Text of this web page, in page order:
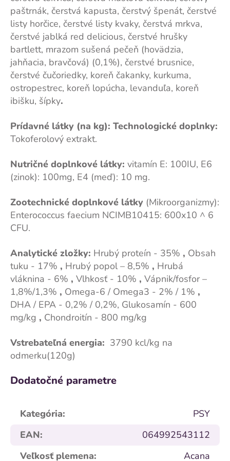
paštrnák, čerstvá kapusta, čerstvý špenát, čerstvé
listy horčice, čerstvé listy kvaky, čerstvá mrkva,
čerstvé jablká red delicious, čerstvé hrušky
bartlett, mrazom sušená pečeň (hovädzia,
jahňacia, bravčová) (0,1%), čerstvé brusnice,
čerstvé čučoriedky, koreň čakanky, kurkuma,
ostropestrec, koreň lopúcha, levanduľa, koreň
ibišku, šípky.
Prídavné látky (na kg): Technologické doplnky:
Tokoferolový extrakt.
Nutričné doplnkové látky: vitamín E: 100IU, E6
(zinok): 100mg, E4 (meď): 10 mg.
Zootechnické doplnkové látky (Mikroorganizmy):
Enterococcus faecium NCIMB10415: 600x10 ^ 6
CFU.
Analytické zložky: Hrubý proteín - 35% , Obsah
tuku - 17% , Hrubý popol – 8,5% , Hrubá
vláknina - 6% , Vlhkosť - 10% , Vápnik/fosfor –
1,8%/1,3% , Omega-6 / Omega3 - 2% / 1% ,
DHA / EPA - 0,2% / 0,2%, Glukosamín - 600
mg/kg , Chondroitín - 800 mg/kg
Vstrebateľná energia: 3790 kcl/kg na
odmerku(120g)
Dodatočné parametre
Kategória:
PSY
EAN:
064992543112
Veľkosť plemena: Acana